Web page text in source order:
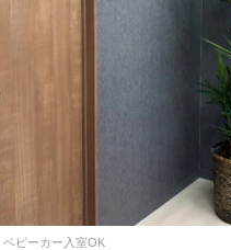
ビーカー入室OK